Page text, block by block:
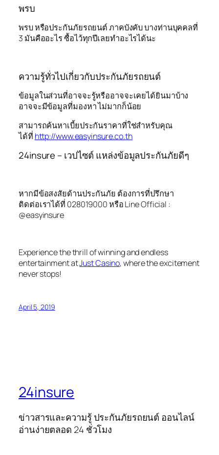
พรบ
พรบ หรือประกันภัยรถยนต์ ภาคบังคับ บางท่านบุคคลที่
3 มันคืออะไร ซื้อไว้ทุกปีเลยทำอะไรได้นะ
ความรู้ทั่วไปเกี่ยวกับประกันภัยรถยนต์
ข้อมูลในส่วนที่อาจจะรู้หรืออาจจะเคยได้ยินมาบ้าง
อาจจะมีข้อมูลที่มองหา ไม่มากก็น้อย
สามารถค้นหาเบี้ยประกันราคาที่ใช่สำหรับคุณ
ได้ที่ http://www.easyinsure.co.th
24insure – เวปไซต์ แหล่งข้อมูลประกันภัยดีๆ
หากมีข้อสงสัยด้านประกันภัย ต้องการที่ปรึกษา
ติดต่อเราได้ที่ 028019000 หรือ Line Official :
@easyinsure
Experience the thrill of winning and endless
entertainment atJust Casino, where the excitement
never stops!
April 5, 2019
24insure
ข่าวสารและความรู้ ประกันภัยรถยนต์ ออนไลน์
อ่านง่ายตลอด 24 ชั่วโมง